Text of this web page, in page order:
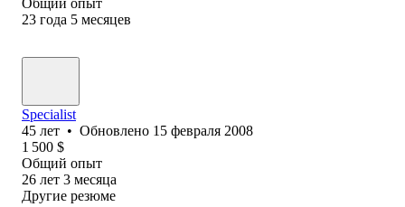
23 года 5 месяцев
Specialist
45 лет • Обновлено 15 февраля 2008
1 500 $
Общий опыт
26 лет 3 месяца
Другие резюме